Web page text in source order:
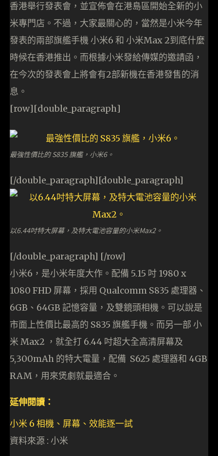
香港舉行發表會，並宣佈會在港島區開始全新的小
米專門店。不過，大家最關心的，當然是小米今年
發表的兩部旗艦手機 小米6 和 小米Max 2到底什麼
時候在香港推出。而根據小米發給傳媒的邀請函，
在今次的發表會上將會有2部新機在香港發售的消
息。
[row][double_paragraph]
最強性價比的 S835 旗艦，小米6。
[/double_paragraph][double_paragraph]
以6.44吋特大屏幕，及特大電池容量的小米Max2。
[/double_paragraph] [/row]
小米6，是小米年度大作。配備 5.15 吋 1980 x
1080 FHD 屏幕，採用 Qualcomm S835 處理器、
6GB、64GB 記憶容量，及雙鏡頭相機。可以說是
市面上性價比最高的 S835 旗艦手機。而另一部 小
米 Max2 ，就全打 6.44 吋超大全高清屏幕及
5,300mAh 的特大電量，配備 S625 處理器和 4GB
RAM，用來煲劇就最適合。
延伸閱讀：
小米 6 相機、屏幕、效能逐一試
資料來源 : 小米